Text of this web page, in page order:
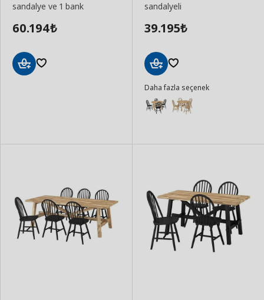
sandalye ve 1 bank
60.194₺
sandalyeli
39.195₺
Ekle
Daha fazla seçenek